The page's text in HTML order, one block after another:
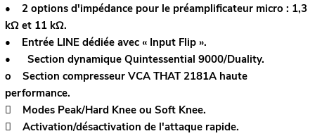
• 2 options d'impédance pour le préamplificateur micro : 1,3
kΩ et 11 kΩ.
• Entrée LINE dédiée avec « Input Flip ».
•
Section dynamique Quintessential 9000/Duality.
o Section compresseur VCA THAT 2181A haute
performance.
 Modes Peak/Hard Knee ou Soft Knee.
 Activation/désactivation de l'attaque rapide.